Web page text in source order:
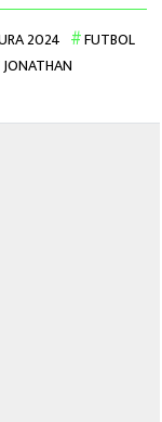
2024
FUTBOL
JONATHAN